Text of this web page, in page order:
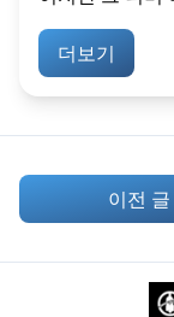
더보기
이전 글